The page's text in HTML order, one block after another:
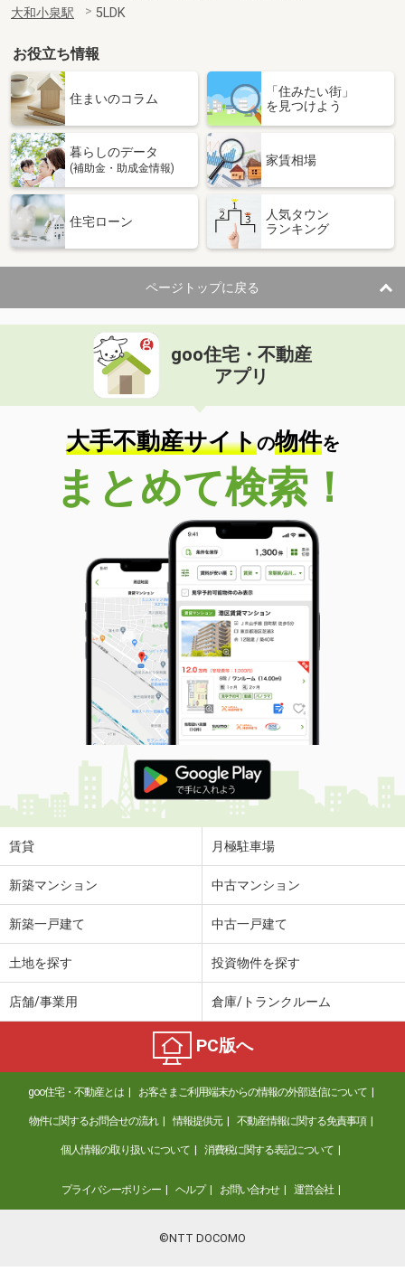
大和小泉駅
5LDK
お役立ち情報
住まいのコラム
「住みたい街」
を見つけよう
暮らしのデータ
(補助金・助成金情報)
家賃相場
住宅ローン
人気タウン
ランキング
ページトップに戻る
goo住宅・不動産
アプリ
大手不動産サイトの物件を
まとめて検索！
賃貸 月極駐車場
新築マンション 中古マンション
新築一戸建て 中古一戸建て
土地を探す 投資物件を探す
店舗/事業用 倉庫/トランクルーム
PC版へ
goo住宅・不動産とは お客さまご利用端末からの情報の外部送信について
物件に関するお問合せの流れ 情報提供元 不動産情報に関する免責事項
個人情報の取り扱いについて 消費税に関する表記について
プライバシーポリシー ヘルプ お問い合わせ 運営会社
©NTT DOCOMO